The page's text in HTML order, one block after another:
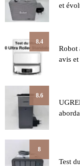
et
8.4
Robot
avis
8.6
8
Test